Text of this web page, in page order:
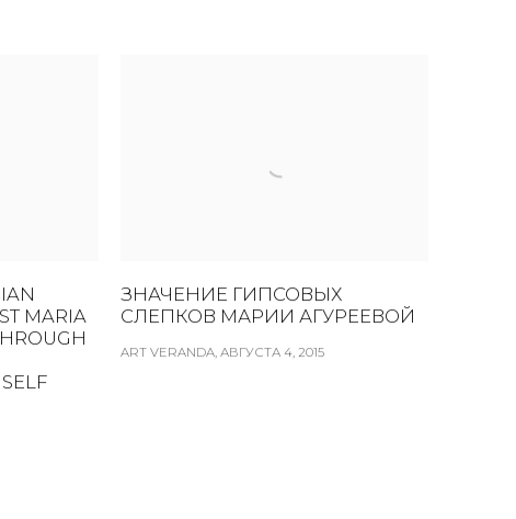
MARIA
ЗНАЧЕНИЕ ГИПСОВЫХ
СЛЕПКОВ МАРИИ АГУРЕЕВОЙ
ART VERANDA, АВГУСТА 4, 2015